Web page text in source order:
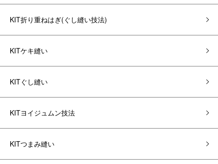
KIT折り重ねはぎ(ぐし縫い技法)
KITケキ縫い
KITぐし縫い
KITヨイジュムン技法
KITつまみ縫い